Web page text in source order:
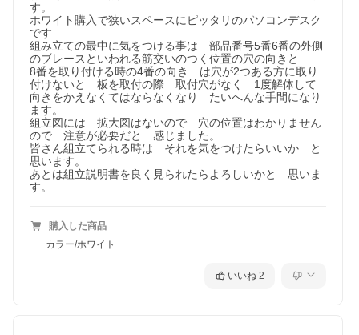
す。
ホワイト購入で狭いスペースにピッタリのパソコンデスク
です
組み立ての最中に気をつける事は　部品番号5番6番の外側
のブレースといわれる筋交いのつく位置の穴の向きと
8番を取り付ける時の4番の向き　は穴が2つある方に取り
付けないと　板を取付の際　取付穴がなく　1度解体して
向きをかえなくてはならなくなり　たいへんな手間になり
ます。
組立図には　拡大図はないので　穴の位置はわかりません
ので　注意が必要だと　感じました。
皆さん組立てられる時は　それを気をつけたらいいか　と
思います。
あとは組立説明書を良く見られたらよろしいかと　思いま
す。
購入した商品
カラー/ホワイト
いいね 2